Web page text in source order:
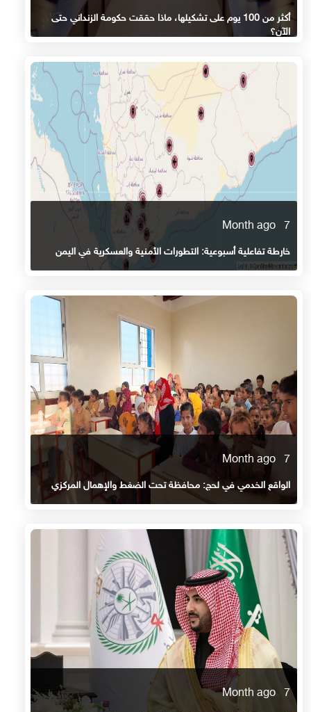
أكثر من 100 يوم على تشكيلها، ماذا حققت حكومة الزنداني حتى
الآن؟
7 Month ago
خارطة تفاعلية أسبوعية: التطورات الأمنية والعسكرية في اليمن
7 Month ago
الواقع الخدمي في لحج: محافظة تحت الضغط والإهمال المركزي
7 Month ago